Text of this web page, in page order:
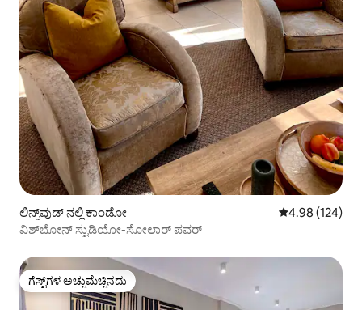
ಲಿನ್ನ್‌ವುಡ್ ನಲ್ಲಿ ಕಾಂಡೋ 5 ರಲ್ಲಿ 4.98
4.98 (124)
ವಿಶ್‌ಬೋನ್ ಸ್ಟುಡಿಯೋ-ಸೋಲಾರ್ ಪವರ್
ಗೆಸ್ಟ್‌ಗಳ ಅಚ್ಚುಮೆಚ್ಚಿನದು
ಗೆಸ್ಟ್‌ಗಳ ಅಚ್ಚುಮೆಚ್ಚಿನದು